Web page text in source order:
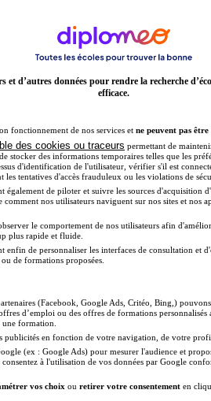
à Bordeaux
à Lyon
par alternance
en alternance
et d’autres données pour rendre la recherche
efficace.
fonctionnement de nos services et ne peuvent pas être
des cookies ou traceurs permettant de
stocker des informations temporaires telles que les
d'identification de l'utilisateur, vérifier s'il est
les tentatives d'accès frauduleux ou les violations de
également de piloter et suivre les sources d'acquisition
nos utilisateurs naviguent sur nos sites et nos
le comportement de nos utilisateurs afin
plus rapide et fluide.
enfin de personnaliser les interfaces de consultation et
de formations proposées.
(Facebook, Google Ads, Critéo, Bing,)
d’emploi ou des offres de formations
formation.
publicités en fonction de votre navigation, de votre
(ex : Google Ads) pour mesurer l'audience et
consentez à l'utilisation de vos données par Google
vos choix ou retirer votre consentement en